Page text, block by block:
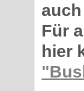
Für
hier